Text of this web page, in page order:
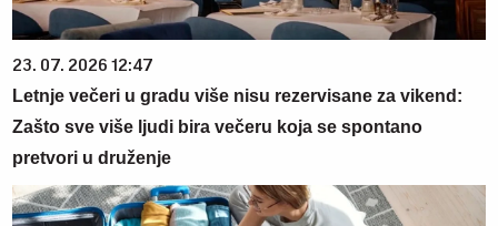
23. 07. 2026 12:47
Letnje večeri u gradu više nisu rezervisane za vikend:
Zašto sve više ljudi bira večeru koja se spontano
pretvori u druženje